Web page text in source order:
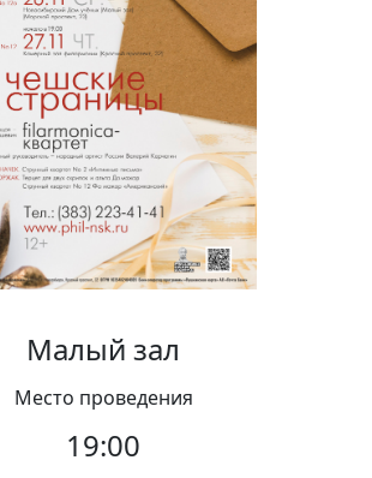
тур
Малый зал
Место проведения
19:00